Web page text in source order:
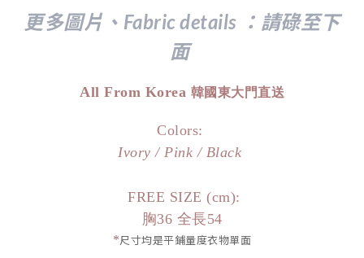
更多圖片、Fabric details ：請碌至下
面
All From Korea 韓國東大門直送
Colors:
Ivory / Pink / Black
FREE SIZE (cm):
胸36 全長54
*尺寸均是平鋪量度衣物單面